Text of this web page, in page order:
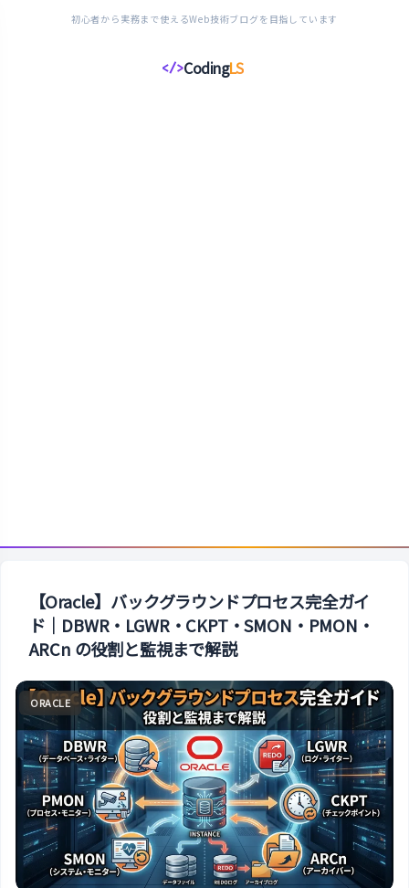
初心者から実務まで使えるWeb技術ブログを目指しています
</>CodingLS
コ
【Oracle】バックグラウンドプロセス完全ガイ
ド｜DBWR・LGWR・CKPT・SMON・PMON・
ARCn の役割と監視まで解説
ORACLE